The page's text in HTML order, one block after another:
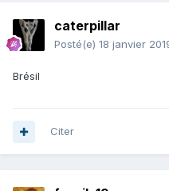
caterpillar
Posté(e) 18 janvier
Brésil
Citer